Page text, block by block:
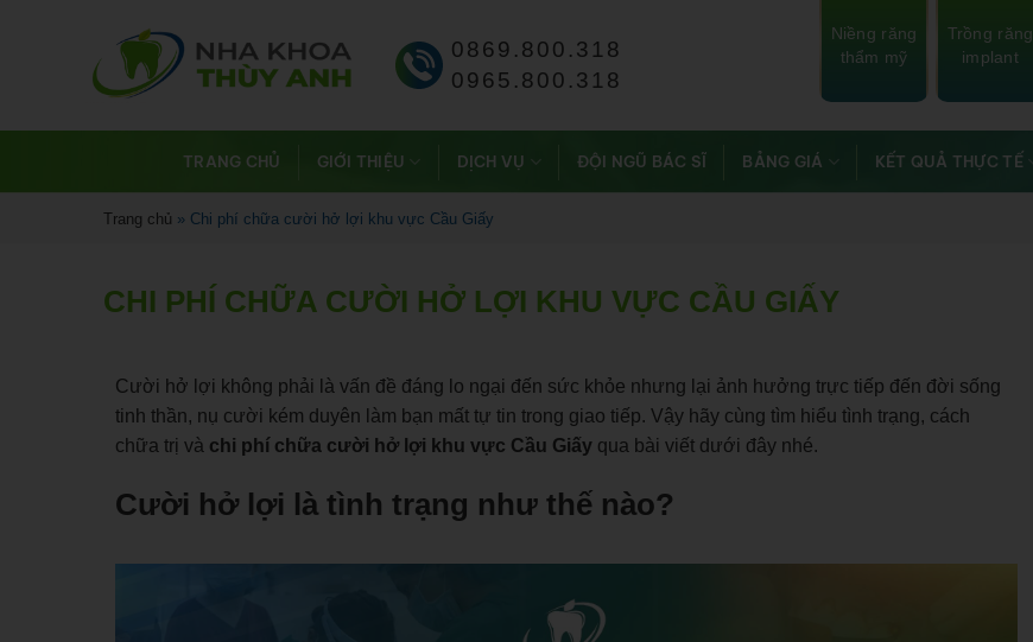
0869.800.318
0965.800.318
Niềng răng
thẩm mỹ
Trồng răng
implant
TRANG CHỦ GIỚI THIỆU DỊCH VỤ ĐỘI NGŨ BÁC SĨ BẢNG GIÁ KẾT QUẢ THỰC TẾ
Trang chủ » Chi phí chữa cười hở lợi khu vực Cầu Giấy
CHI PHÍ CHỮA CƯỜI HỞ LỢI KHU VỰC CẦU GIẤY
Cười hở lợi không phải là vấn đề đáng lo ngại đến sức khỏe nhưng lại ảnh hưởng trực tiếp đến đời sống
tinh thần, nụ cười kém duyên làm bạn mất tự tin trong giao tiếp. Vậy hãy cùng tìm hiểu tình trạng, cách
chữa trị và chi phí chữa cười hở lợi khu vực Cầu Giấy qua bài viết dưới đây nhé.
Cười hở lợi là tình trạng như thế nào?